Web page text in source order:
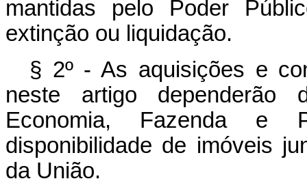
mantidas pelo Poder
extinção ou liquidação.
§ 2º - As aquisições e
neste artigo dependerão
Economia, Fazenda e
disponibilidade de imóveis
da União.